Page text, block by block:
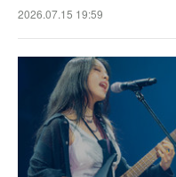
2026.07.15 19:59